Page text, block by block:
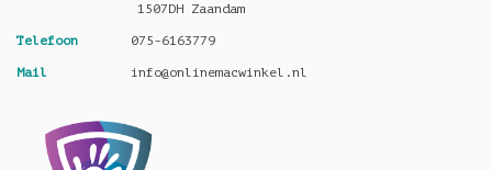
1507DH Zaandam
Telefoon 075-6163779
Mail info@onlinemacwinkel.nl